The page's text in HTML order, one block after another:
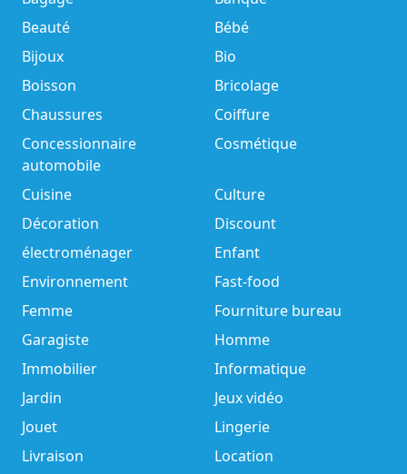
Beauté
Bébé
Bijoux
Bio
Boisson
Bricolage
Chaussures
Coiffure
Concessionnaire
automobile
Cosmétique
Cuisine
Culture
Décoration
Discount
électroménager
Enfant
Environnement
Fast-food
Femme
Fourniture bureau
Garagiste
Homme
Immobilier
Informatique
Jardin
Jeux vidéo
Jouet
Lingerie
Livraison
Location